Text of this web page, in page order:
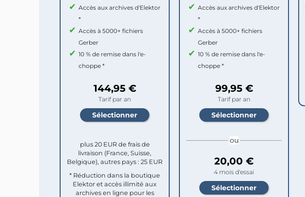
Accès aux archives d'Elektor
*
Accès à 5000+ fichiers
Gerber
10 % de remise dans l'e-
choppe *
144,95 €
Tarif par an
plus 20 EUR de frais de
livraison (France, Suisse,
Belgique), autres pays : 25 EUR
* Réduction dans la boutique
Elektor et accès illimité aux
archives en ligne pour les
Accès aux archives d'Elektor
*
Accès à 5000+ fichiers
Gerber
10 % de remise dans l'e-
choppe *
99,95 €
Tarif par an
ou
20,00 €
4 mois d'essai